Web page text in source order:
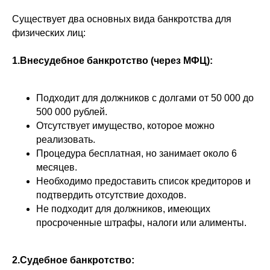
Существует два основных вида банкротства для
физических лиц:
1.Внесудебное банкротство (через МФЦ):
Подходит для должников с долгами от 50 000 до
500 000 рублей.
Отсутствует имущество, которое можно
реализовать.
Процедура бесплатная, но занимает около 6
месяцев.
Необходимо предоставить список кредиторов и
подтвердить отсутствие доходов.
Не подходит для должников, имеющих
просроченные штрафы, налоги или алименты.
2.Судебное банкротство: